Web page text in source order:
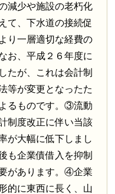
減少や施設の老朽化
て、下水道の接続促
り一層適切な経費の
お、平成２６年度に
たが、これは会計制
等が変更となったた
るものです。③流動
制度改正に伴い当該
が大幅に低下しまし
も企業債借入を抑制
があります。④企業
的に東西に長く、山